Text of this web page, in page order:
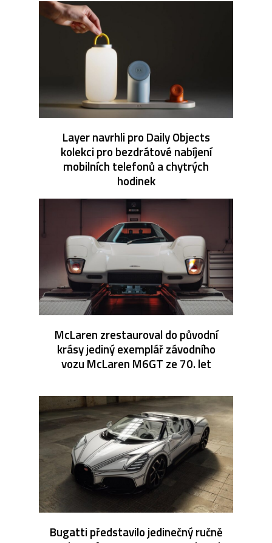
Layer navrhli pro Daily Objects
kolekci pro bezdrátové nabíjení
mobilních telefonů a chytrých
hodinek
McLaren zrestauroval do původní
krásy jediný exemplář závodního
vozu McLaren M6GT ze 70. let
Bugatti představilo jedinečný ručně